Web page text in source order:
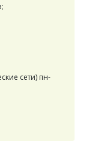
сети) пн-